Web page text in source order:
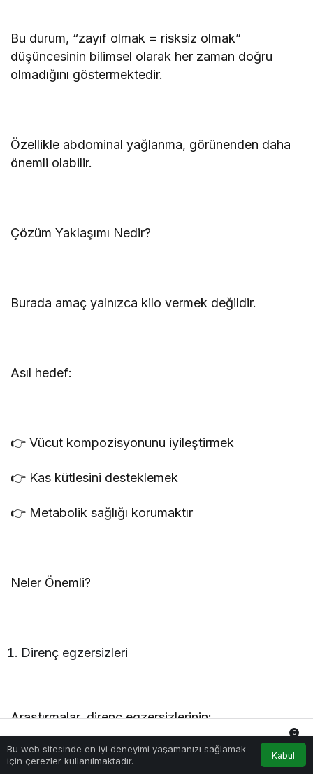
Bu durum, “zayıf olmak = risksiz olmak”
düşüncesinin bilimsel olarak her zaman doğru
olmadığını göstermektedir.
Özellikle abdominal yağlanma, görünenden daha
önemli olabilir.
Çözüm Yaklaşımı Nedir?
Burada amaç yalnızca kilo vermek değildir.
Asıl hedef:
👉 Vücut kompozisyonunu iyileştirmek
👉 Kas kütlesini desteklemek
👉 Metabolik sağlığı korumaktır
Neler Önemli?
Direnç egzersizleri
Araştırmalar, direnç egzersizlerinin:
Bu web sitesinde en iyi deneyimi yaşamanızı sağlamak
için çerezler kullanılmaktadır.
Kabul
Anasayfa Akış Hesabım Bildirimler
0